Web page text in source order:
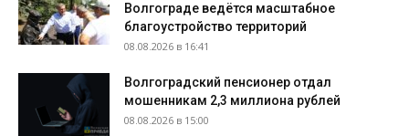
Волгограде ведётся масштабное
благоустройство территорий
08.08.2026 в 16:41
Волгоградский пенсионер отдал
мошенникам 2,3 миллиона рублей
08.08.2026 в 15:00